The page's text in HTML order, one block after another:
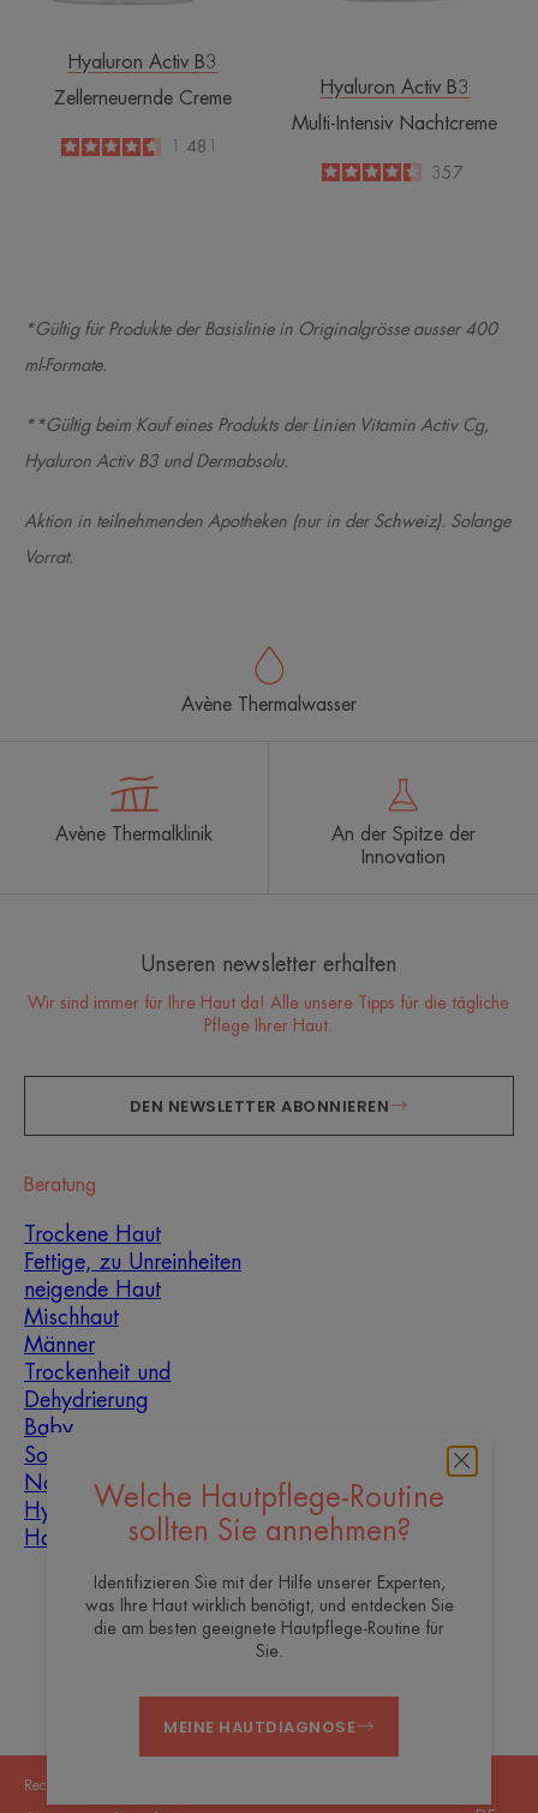
Hyaluron Activ B3
Zellerneuernde Creme
4.6
1.481
Hyaluron Activ B3
Multi-Intensiv Nachtcreme
4.4
/
5
357
*Gültig für Produkte der Basislinie in Originalgrösse ausser 400
ml-Formate.
**Gültig beim Kauf eines Produkts der Linien Vitamin Activ Cg,
Hyaluron Activ B3 und Dermabsolu.
Aktion in teilnehmenden Apotheken (nur in der Schweiz). Solange
Vorrat.
Welche Hautpflege-Routine
sollten Sie annehmen?
Identifizieren Sie mit der Hilfe unserer Experten,
was Ihre Haut wirklich benötigt, und entdecken Sie
die am besten geeignete Hautpflege-Routine für
Sie.
MEINE HAUTDIAGNOSE
Avène Thermalwasser
Avène Thermalklinik
An der Spitze der
Innovation
Unseren newsletter erhalten
Wir sind immer für Ihre Haut da! Alle unsere Tipps für die tägliche
Pflege Ihrer Haut.
DEN NEWSLETTER ABONNIEREN
Beratung
Trockene Haut
Fettige, zu Unreinheiten
neigende Haut
Mischhaut
Männer
Trockenheit und
Dehydrierung
Baby
Sonne
Narbenheilung
Hyperkeratose
Hautunreinheiten
Über uns
Häufig gestellte Fragen
Rechtliche Hinweise